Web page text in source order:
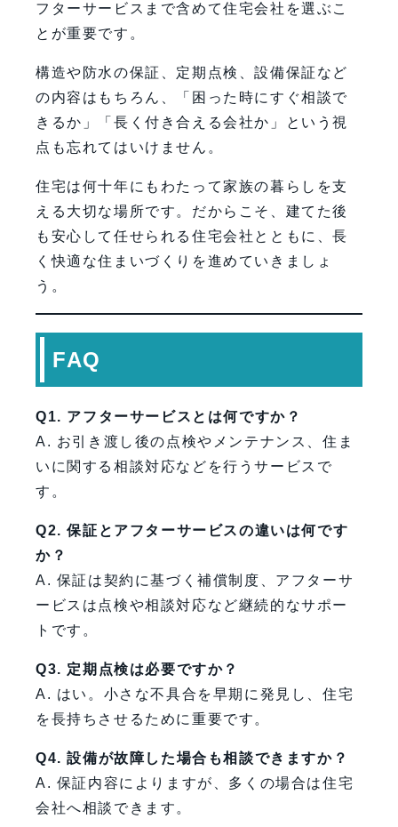
フターサービスまで含めて住宅会社を選ぶこ
とが重要です。
構造や防水の保証、定期点検、設備保証など
の内容はもちろん、「困った時にすぐ相談で
きるか」「長く付き合える会社か」という視
点も忘れてはいけません。
住宅は何十年にもわたって家族の暮らしを支
える大切な場所です。だからこそ、建てた後
も安心して任せられる住宅会社とともに、長
く快適な住まいづくりを進めていきましょ
う。
FAQ
Q1. アフターサービスとは何ですか？
A. お引き渡し後の点検やメンテナンス、住ま
いに関する相談対応などを行うサービスで
す。
Q2. 保証とアフターサービスの違いは何です
か？
A. 保証は契約に基づく補償制度、アフターサ
ービスは点検や相談対応など継続的なサポー
トです。
Q3. 定期点検は必要ですか？
A. はい。小さな不具合を早期に発見し、住宅
を長持ちさせるために重要です。
Q4. 設備が故障した場合も相談できますか？
A. 保証内容によりますが、多くの場合は住宅
会社へ相談できます。